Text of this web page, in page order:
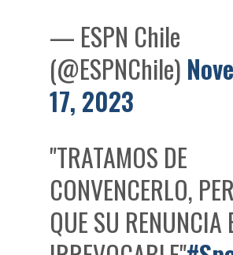
— ESPN Chile
(@ESPNChile)
17, 2023
"TRATAMOS DE
CONVENCERLO,
QUE SU RENUNCIA